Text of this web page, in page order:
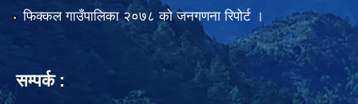
फिक्कल गाउँपालिका २०७८ को जनगणना रिपोर्ट ।
सम्पर्क :